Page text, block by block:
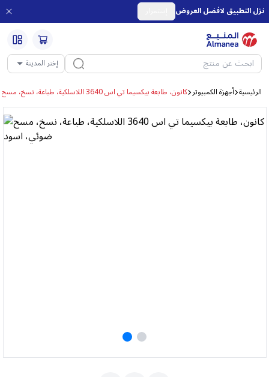
نزل التطبيق لافضل العروض
إختر المدينة
الرئيسية أجهزة الكمبيوتر كانون، طابعة بيكسيما تي اس 3640 اللاسلكية، طباعة، نسخ، مسح ضوئي، اسود